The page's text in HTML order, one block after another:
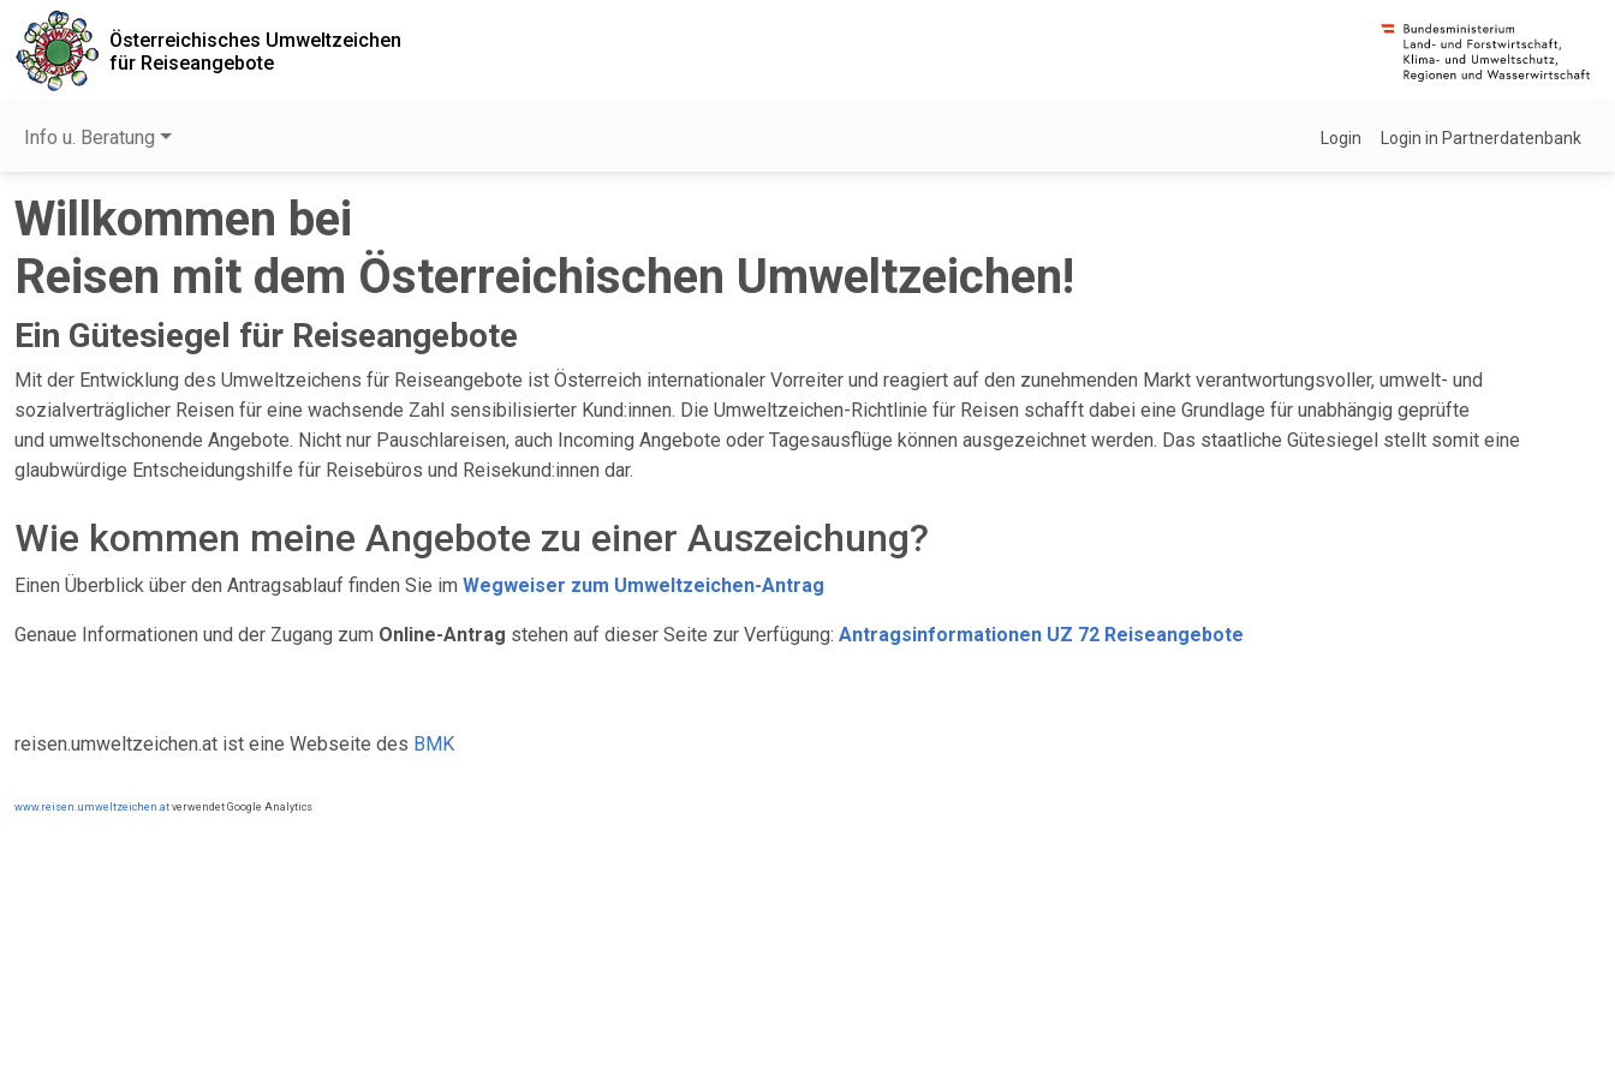
Österreichisches Umweltzeichen
für Reiseangebote
Info u. Beratung Login Login in Partnerdatenbank
Willkommen bei
Reisen mit dem Österreichischen Umweltzeichen!
Ein Gütesiegel für Reiseangebote
Mit der Entwicklung des Umweltzeichens für Reiseangebote ist Österreich internationaler Vorreiter und reagiert auf den zunehmenden Markt verantwortungsvoller, umwelt- und
sozialverträglicher Reisen für eine wachsende Zahl sensibilisierter Kund:innen. Die Umweltzeichen-Richtlinie für Reisen schafft dabei eine Grundlage für unabhängig geprüfte
und umweltschonende Angebote. Nicht nur Pauschlareisen, auch Incoming Angebote oder Tagesausflüge können ausgezeichnet werden. Das staatliche Gütesiegel stellt somit eine
glaubwürdige Entscheidungshilfe für Reisebüros und Reisekund:innen dar.
Wie kommen meine Angebote zu einer Auszeichung?
Einen Überblick über den Antragsablauf finden Sie im Wegweiser zum Umweltzeichen-Antrag
Genaue Informationen und der Zugang zum Online-Antrag stehen auf dieser Seite zur Verfügung: Antragsinformationen UZ 72 Reiseangebote
reisen.umweltzeichen.at ist eine Webseite des BMK
www.reisen.umweltzeichen.at verwendet Google Analytics